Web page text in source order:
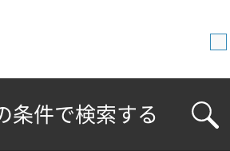
条件で検索する